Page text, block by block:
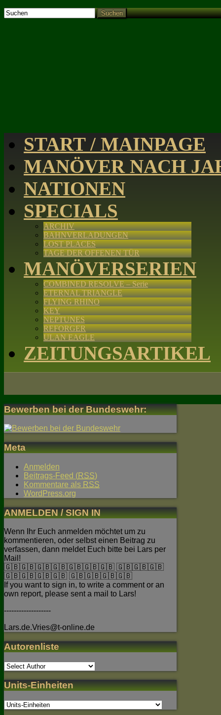
Suchen
START / MAINPAGE
MANÖVER NACH
NATIONEN
SPECIALS
ARCHIV
BAHNVERLADUNGEN
LOST PLACES
TAGE DER OFFENEN TÜR
MANÖVERSERIEN
COMBINED RESOLVE – Serie
ETERNAL TRIANGLE
FLYING RHINO
KEY
NEPTUNES
REFORGER
ULAN EAGLE
ZEITUNGSARTIKEL
Bewerben bei der Bundeswehr:
Meta
Anmelden
Beitrags-Feed (RSS)
Kommentare als RSS
WordPress.org
ANMELDEN / SIGN IN
Wenn Ihr Euch anmelden möchtet um zu
kommentieren, oder selbst einen Beitrag zu
verfassen, dann meldet Euch bitte bei Lars per
Mail!
🇬🇧🇬🇧🇬🇧🇬🇧🇬🇧🇬🇧🇬🇧 🇬🇧🇬🇧🇬🇧
🇬🇧🇬🇧🇬🇧🇬🇧 🇬🇧🇬🇧🇬🇧🇬🇧
If you want to sign in, to write a comment or an
own report, please sent a mail to Lars!
-------------------
Lars.de.Vries@t-online.de
Autorenliste
Units-Einheiten